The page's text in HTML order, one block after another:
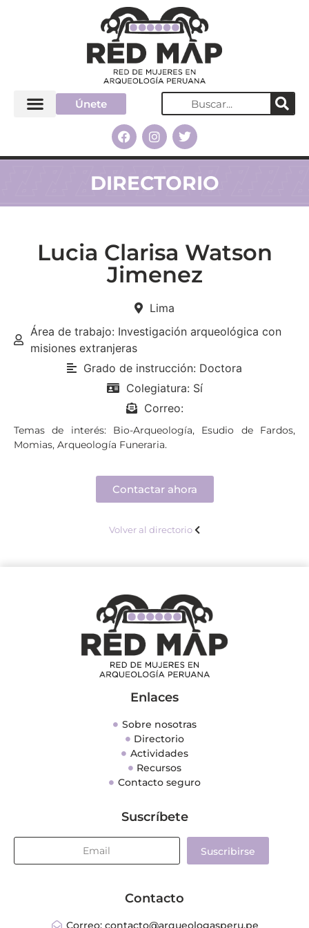
Únete
DIRECTORIO
Lucia Clarisa Watson
Jimenez
Lima
Área de trabajo: Investigación arqueológica con
misiones extranjeras
Grado de instrucción: Doctora
Colegiatura: Sí
Correo:
Temas de interés: Bio-Arqueología, Esudio de Fardos,
Momias, Arqueología Funeraria.
Contactar ahora
Volver al directorio
Enlaces
Sobre nosotras
Directorio
Actividades
Recursos
Contacto seguro
Suscríbete
Suscribirse
Contacto
Correo: contacto@arqueologasperu.pe